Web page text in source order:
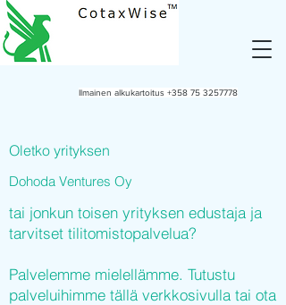
Ilmainen alkukartoitus +358 75 3257778
Oletko yrityksen
Dohoda Ventures Oy
tai jonkun toisen yrityksen edustaja ja
tarvitset tilitomistopalvelua?
Palvelemme mielellämme. Tutustu
palveluihimme tällä verkkosivulla tai ota